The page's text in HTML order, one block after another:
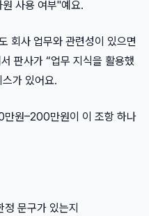
사용 여부"예요.
회사 업무와 관련성이 있으면
판사가 “업무 지식을 활용했
가 있어요.
만원–200만원이 이 조항 하나
문구가 있는지